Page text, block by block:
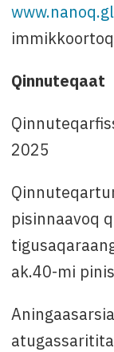
www.nanoq.gl
Qinnuteqaat
2025
pisinnaavoq
ak.40-mi